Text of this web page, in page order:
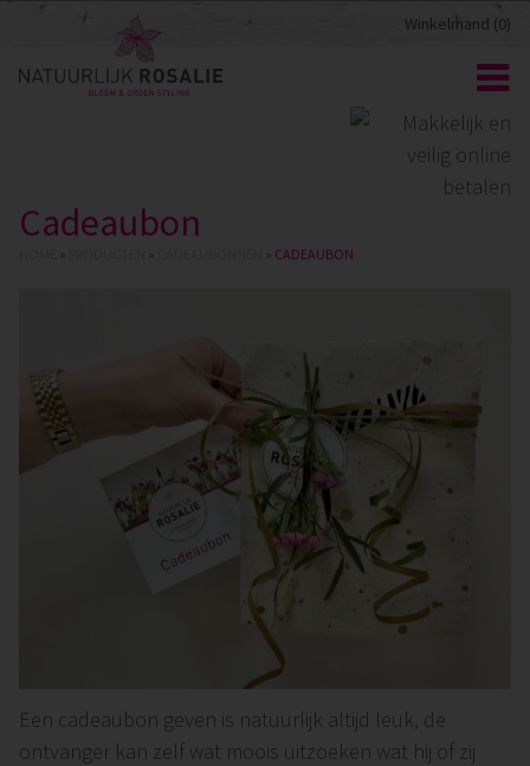
Winkelmand (0)
Cadeaubon
» » » CADEAUBON
Een cadeaubon geven is natuurlijk altijd leuk, de
ontvanger kan zelf wat moois uitzoeken wat hij of zij